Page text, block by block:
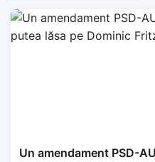
Un amendament PSD-